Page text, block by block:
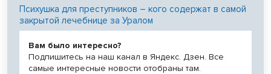
Психушка для преступников – кого содержат в самой
закрытой лечебнице за Уралом
Вам было интересно?
Подпишитесь на наш канал в Яндекс. Дзен. Все
самые интересные новости отобраны там.